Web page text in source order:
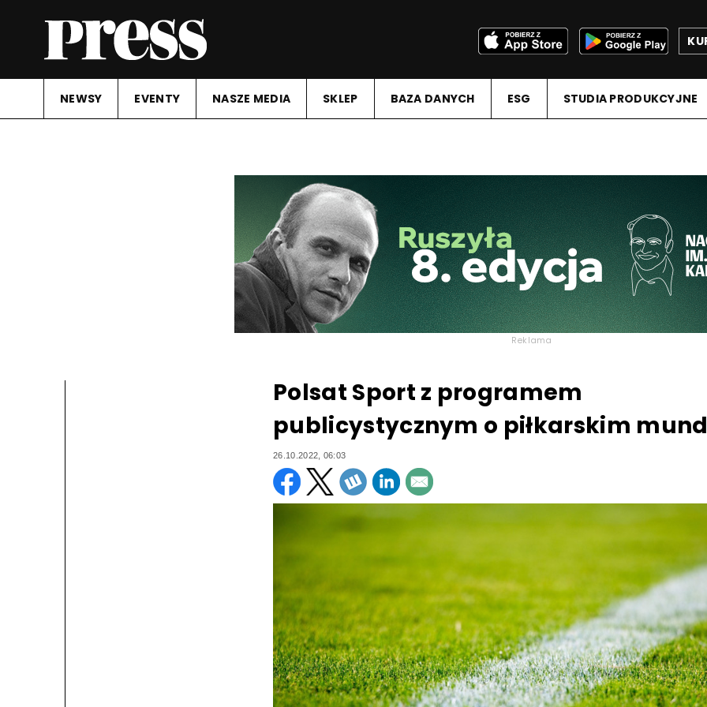
NEWSY EVENTY NASZE MEDIA SKLEP BAZA DANYCH ESG STUDIA PRODUKCYJNE
Reklama
Polsat Sport z programem
publicystycznym o piłkarskim
26.10.2022, 06:03